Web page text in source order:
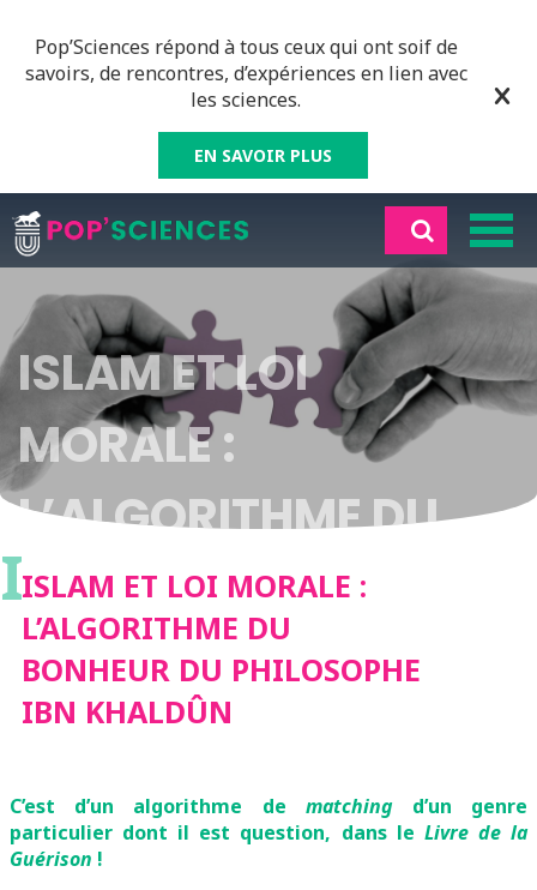
Pop’Sciences répond à tous ceux qui ont soif de
savoirs, de rencontres, d’expériences en lien avec
les sciences.
EN SAVOIR PLUS
ISLAM ET LOI
MORALE :
L’ALGORITHME DU
BONHEUR DU
PHILOSOPHE IBN
KHALDÛN
IISLAM ET LOI MORALE :
L’ALGORITHME DU
BONHEUR DU PHILOSOPHE
IBN KHALDÛN
C’est d’un algorithme de matchingd’un genre
particulier dont il est question, dans le Livre de la
Guérison !